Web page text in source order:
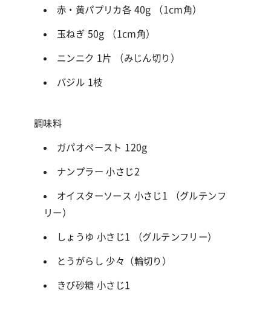
赤・黄パプリカ各 40g （1cm角）
玉ねぎ 50g （1cm角）
ニンニク 1片 （みじん切り）
バジル 1枝
調味料
ガパオペースト 120g
ナンプラー 小さじ2
オイスターソース 小さじ1 （グルテンフ
リー）
しょうゆ 小さじ1 （グルテンフリー）
とうがらし 少々（輪切り）
きび砂糖 小さじ1